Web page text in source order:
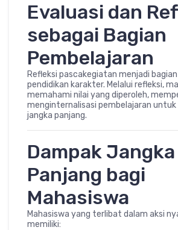
Evaluasi dan
sebagai Bagian
Pembelajaran
Refleksi pascakegiatan menjadi
pendidikan karakter. Melalui refleksi,
memahami nilai yang diperoleh,
menginternalisasi pembelajaran untuk
jangka panjang.
Dampak Jangka
Panjang bagi
Mahasiswa
Mahasiswa yang terlibat dalam aksi
memiliki: